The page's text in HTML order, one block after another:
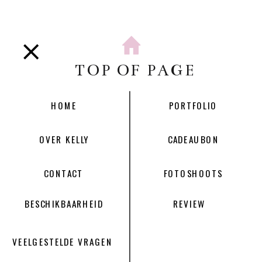
HOME
OVER KELLY
CONTACT
PORTFOLIO
BESCHIKBAARHEID
CADEAUBON
FOTOSHOOTS
REVIEW
VEELGESTELDE VRAGEN
TOP OF PAGE